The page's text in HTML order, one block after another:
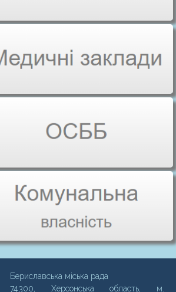
Бериславська міська рада
74300, Херсонська область, м.